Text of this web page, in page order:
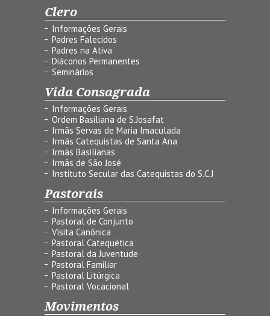
Clero
Informações Gerais
Padres Falecidos
Padres na Ativa
Diáconos Permanentes
Seminários
Vida Consagrada
Informações Gerais
Ordem Basiliana de S.Josafat
Irmãs Servas de Maria Imaculada
Irmãs Catequistas de Santa Ana
Irmãs Basilianas
Irmãs de São José
Instituto Secular das Catequistas do S.C.J
Pastorais
Informações Gerais
Pastoral de Conjunto
Visita Canônica
Pastoral Catequética
Pastoral da Juventude
Pastoral Familiar
Pastoral Litúrgica
Pastoral Vocacional
Movimentos